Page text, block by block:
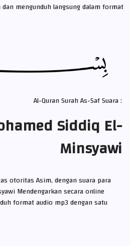
mengunduh langsung dalam format
Al-Quran Surah As-Saf Suara :
Siddiq El-
Minsyawi
otoritas Asim, dengan suara para
Mendengarkan secara online
format audio mp3 dengan satu